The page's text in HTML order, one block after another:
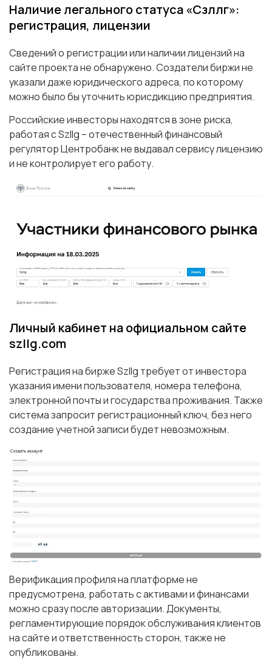
Наличие легального статуса «Сзллг»:
регистрация, лицензии
Сведений о регистрации или наличии лицензий на
сайте проекта не обнаружено. Создатели биржи не
указали даже юридического адреса, по которому
можно было бы уточнить юрисдикцию предприятия.
Российские инвесторы находятся в зоне риска,
работая с Szllg – отечественный финансовый
регулятор Центробанк не выдавал сервису лицензию
и не контролирует его работу.
Личный кабинет на официальном сайте
szllg.com
Регистрация на бирже Szllg требует от инвестора
указания имени пользователя, номера телефона,
электронной почты и государства проживания. Также
система запросит регистрационный ключ, без него
создание учетной записи будет невозможным.
Верификация профиля на платформе не
предусмотрена, работать с активами и финансами
можно сразу после авторизации. Документы,
регламентирующие порядок обслуживания клиентов
на сайте и ответственность сторон, также не
опубликованы.